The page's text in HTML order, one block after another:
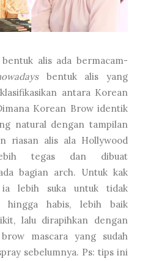
bentuk alis ada bermacam-
bentuk alis yang
antara Korean
Korean Brow identik
natural dengan tampilan
riasan alis ala Hollywood
tegas dan dibuat
bagian arch. Untuk kak
ia lebih suka untuk tidak
hingga habis, lebih baik
lalu dirapihkan dengan
mascara yang sudah
sebelumnya. Ps: tips ini